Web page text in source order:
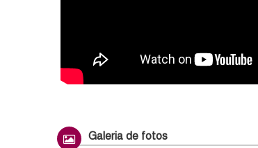
Galeria de fotos